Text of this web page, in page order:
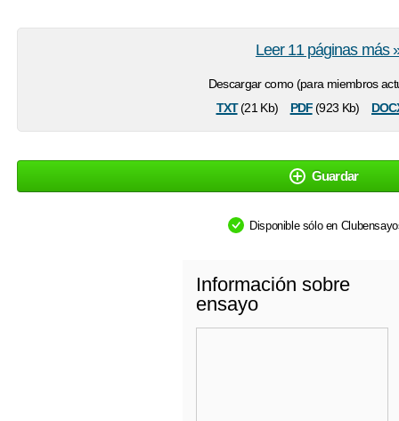
Descargar como (para miembros
txt(21 Kb) pdf(923 Kb)
Leer 11 páginas más
Guardar
Disponible sólo en
Información sobre
ensayo